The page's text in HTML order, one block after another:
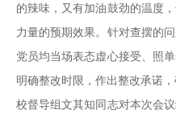
的辣味，又有加油鼓劲的温度
力量的预期效果。针对查摆的
党员均当场表态虚心接受、照
明确整改时限，作出整改承诺，
校督导组文其知同志对本次会